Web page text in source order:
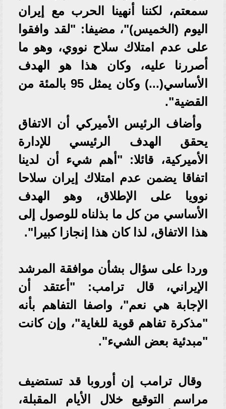
سمعتم، لكننا أنهينا الحرب مع إيران
اليوم (الخميس)"، مضيفا: "لقد وافقوا
على عدم امتلاك سلاح نووي، وهو ما
أصررنا عليه، وكان هذا هو الهدف
الأساسي(...) وكان يمثل 95 بالمئة من
القضية".
‎‎وأضاف الرئيس الأميركي أن الاتفاق
يحقق الهدف الرئيسي للإدارة
الأميركية، قائلا: "أهم شيء أن لدينا
اتفاقا يضمن عدم امتلاك إيران سلاحا
نوويا على الإطلاق، وهو الهدف
الأساسي من كل ما بذلناه للوصول إلى
هذا الاتفاق، لذا كان هذا إنجازا كبيرا".
‎وردا على سؤال بشأن موافقة المرشد
الإيراني، قال ترامب: "أعتقد أن
الإجابة هي نعم"، واصفا التفاهم بأنه
"مذكرة تفاهم قوية للغاية"، وإن كانت
"مبدئية بعض الشيء".
‎وقال ترامب إن أوروبا قد تستضيف
مراسم التوقيع خلال الأيام المقبلة،